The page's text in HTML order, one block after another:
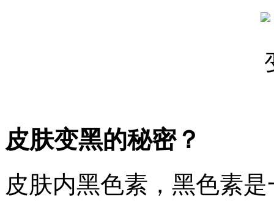
皮肤变黑的秘密？
皮肤内黑色素，黑色素